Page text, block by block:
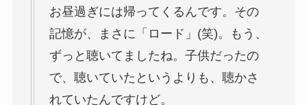
お昼過ぎには帰ってくるんです。その
記憶が、まさに「ロード」(笑)。もう、
ずっと聴いてましたね。子供だったの
で、聴いていたというよりも、聴かさ
れていたんですけど。